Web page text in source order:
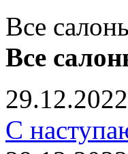
Все
Все
29.12.2022
С